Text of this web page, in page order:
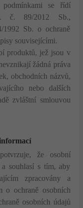
podmínkami se řídí
č. 89/2012 Sb.,
1992 Sb. o ochraně
souvisejícími.
produktů, jež jsou v
žádná práva
obchodních názvů,
nebo dalších
zvláštní smlouvou
že osobní
souhlasí s tím, aby
zpracovány a
o ochraně osobních
osobních údajů